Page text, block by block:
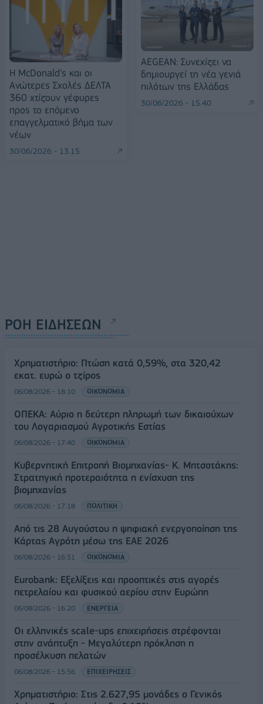
Η McDonald’s και οι
Ανώτερες Σχολές ΔΕΛΤΑ
360 χτίζουν γέφυρες
προς το επόμενο
επαγγελματικό βήμα των
νέων
30/06/2026 - 13:15
AEGEAN: Συνεχίζει να
δημιουργεί τη νέα γενιά
πιλότων της Ελλάδας
30/06/2026 - 15:40
ΡΟΗ ΕΙΔΗΣΕΩΝ
Χρηματιστήριο: Πτώση κατά 0,59%, στα 320,42
εκατ. ευρώ ο τζίρος
06/08/2026 - 18:10 ΟΙΚΟΝΟΜΙΑ
ΟΠΕΚΑ: Αύριο η δεύτερη πληρωμή των δικαιούχων
του Λογαριασμού Αγροτικής Εστίας
06/08/2026 - 17:40 ΟΙΚΟΝΟΜΙΑ
Κυβερνητική Επιτροπή Βιομηχανίας- Κ. Μητσοτάκης:
Στρατηγική προτεραιότητα η ενίσχυση της
βιομηχανίας
06/08/2026 - 17:18 ΠΟΛΙΤΙΚΗ
Από τις 28 Αυγούστου η ψηφιακή ενεργοποίηση της
Κάρτας Αγρότη μέσω της ΕΑΕ 2026
06/08/2026 - 16:51 ΟΙΚΟΝΟΜΙΑ
Eurobank: Εξελίξεις και προοπτικές στις αγορές
πετρελαίου και φυσικού αερίου στην Ευρώπη
06/08/2026 - 16:20 ΕΝΕΡΓΕΙΑ
Οι ελληνικές scale-ups επιχειρήσεις στρέφονται
στην ανάπτυξη - Μεγαλύτερη πρόκληση η
προσέλκυση πελατών
06/08/2026 - 15:56 ΕΠΙΧΕΙΡΗΣΕΙΣ
Χρηματιστήριο: Στις 2.627,95 μονάδες ο Γενικός